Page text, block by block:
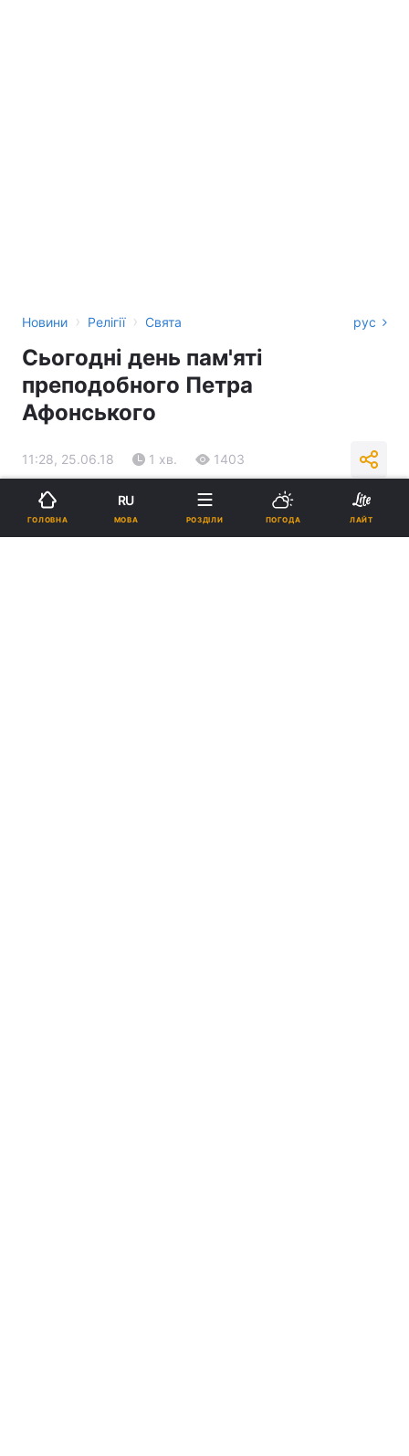
Новини › Релігії › Свята рус
Сьогодні день пам'яті
преподобного Петра
Афонського
11:28, 25.06.18 1 хв. 1403
Підпишіться на нас в Google
ГОЛОВНА
RU
МОВА РОЗДІЛИ ПОГОДА ЛАЙТ